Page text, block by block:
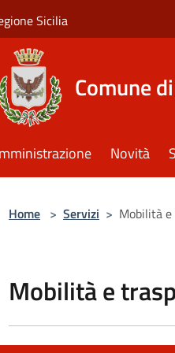
Sicilia
Comune
Novità
Home > Servizi > Mobilità
Mobilità e